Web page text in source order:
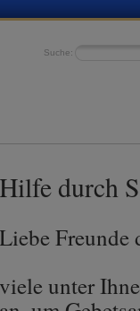
Suche:
Hilfe durch
Liebe
viele unter